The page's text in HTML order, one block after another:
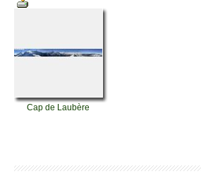
Cap de Laubère